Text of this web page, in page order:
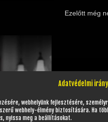
Ezelőtt még
Adatvédelmi
webhelyünk fejlesztésére,
webhely-élmény biztosítására. Ha
nyissa meg a beállításokat.